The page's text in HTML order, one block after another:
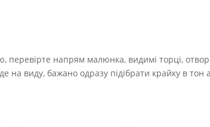
перевірте напрям малюнка, видимі торці,
на виду, бажано одразу підібрати крайку в тон